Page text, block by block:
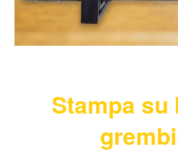
Stampa su